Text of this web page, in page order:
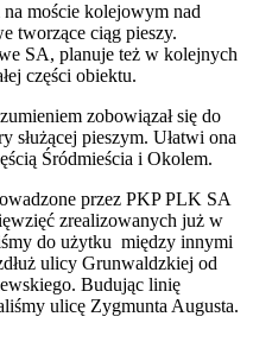
moście kolejowym nad
tworzące ciąg pieszy.
SA, planuje też w kolejnych
części obiektu.
zobowiązał się do
służącej pieszym. Ułatwi ona
Śródmieścia i Okolem.
przez PKP PLK SA
zrealizowanych już w
do użytku między innymi
ulicy Grunwaldzkiej od
Budując linię
ulicę Zygmunta Augusta.